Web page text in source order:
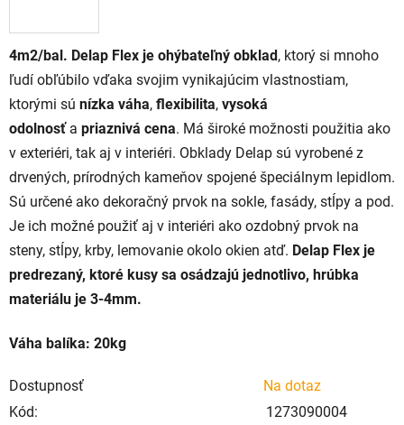
4m2/bal. Delap Flex je ohýbateľný obklad, ktorý si mnoho
ľudí obľúbilo vďaka svojim vynikajúcim vlastnostiam,
ktorými sú nízka váha, flexibilita, vysoká
odolnosťa priaznivá cena. Má široké možnosti použitia ako
v exteriéri, tak aj v interiéri. Obklady Delap sú vyrobené z
drvených, prírodných kameňov spojené špeciálnym lepidlom.
Sú určené ako dekoračný prvok na sokle, fasády, stĺpy a pod.
Je ich možné použiť aj v interiéri ako ozdobný prvok na
steny, stĺpy, krby, lemovanie okolo okien atď. Delap Flex je
predrezaný, ktoré kusy sa osádzajú jednotlivo, hrúbka
materiálu je 3-4mm.
Váha balíka: 20kg
Dostupnosť
Na dotaz
Kód:
1273090004